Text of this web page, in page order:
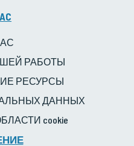
РАБОТЫ
РЕСУРСЫ
ДАННЫХ
cookie